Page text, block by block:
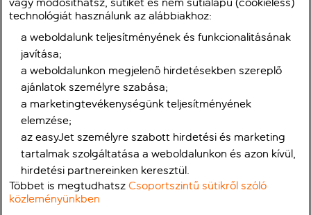
technológiát használunk az alábbiakhoz:
a weboldalunk teljesítményének és funkcionalitásának
javítása;
a weboldalunkon megjelenő hirdetésekben szereplő
ajánlatok személyre szabása;
a marketingtevékenységünk teljesítményének
elemzése;
az easyJet személyre szabott hirdetési és marketing
tartalmak szolgáltatása a weboldalunkon és azon kívül,
hirdetési partnereinken keresztül.
Többet is megtudhatszCsoportszintű sütikről szóló
közleményünkben